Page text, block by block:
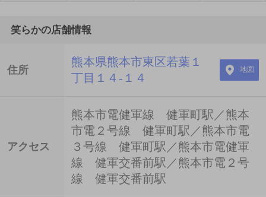
笑らかの店舗情報
住所
熊本県熊本市東区若葉１
丁目１４-１４
地図
アクセス
熊本市電健軍線 健軍町駅／熊本
市電２号線 健軍町駅／熊本市電
３号線 健軍町駅／熊本市電健軍
線 健軍交番前駅／熊本市電２号
線 健軍交番前駅